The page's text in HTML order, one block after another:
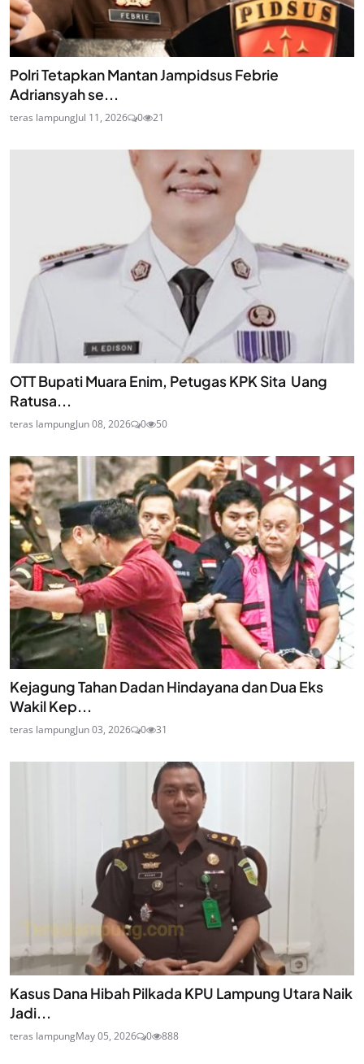
Polri Tetapkan Mantan Jampidsus Febrie
Adriansyah se...
teras lampungJul 11, 2026 0 21
OTT Bupati Muara Enim, Petugas KPK Sita Uang
Ratusa...
teras lampungJun 08, 2026 0 50
Kejagung Tahan Dadan Hindayana dan Dua Eks
Wakil Kep...
teras lampungJun 03, 2026 0 31
Kasus Dana Hibah Pilkada KPU Lampung Utara Naik
Jadi...
teras lampungMay 05, 2026 0 888